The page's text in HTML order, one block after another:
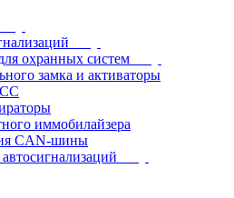
охранных систем
замка и активаторы
иммобилайзера
CAN-шины